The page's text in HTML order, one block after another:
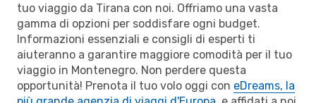
tuo viaggio da Tirana con noi. Offriamo una vasta
gamma di opzioni per soddisfare ogni budget.
Informazioni essenziali e consigli di esperti ti
aiuteranno a garantire maggiore comodità per il tuo
viaggio in Montenegro. Non perdere questa
opportunità! Prenota il tuo volo oggi con eDreams, la